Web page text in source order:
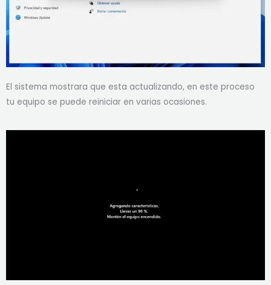
El sistema mostrara que esta actualizando, en este proceso
tu equipo se puede reiniciar en varias ocasiones.